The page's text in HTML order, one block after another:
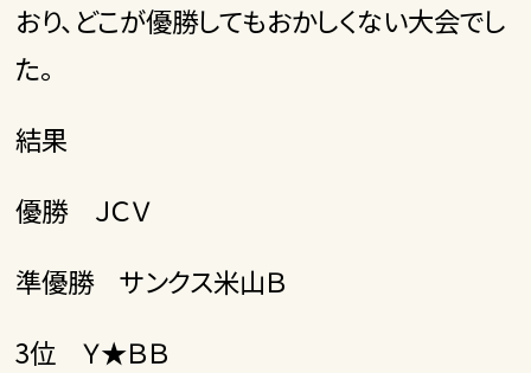
おり、どこが優勝してもおかしくない大会でし
た。
結果
優勝 ＪＣＶ
準優勝 サンクス米山Ｂ
3位 Ｙ★ＢＢ